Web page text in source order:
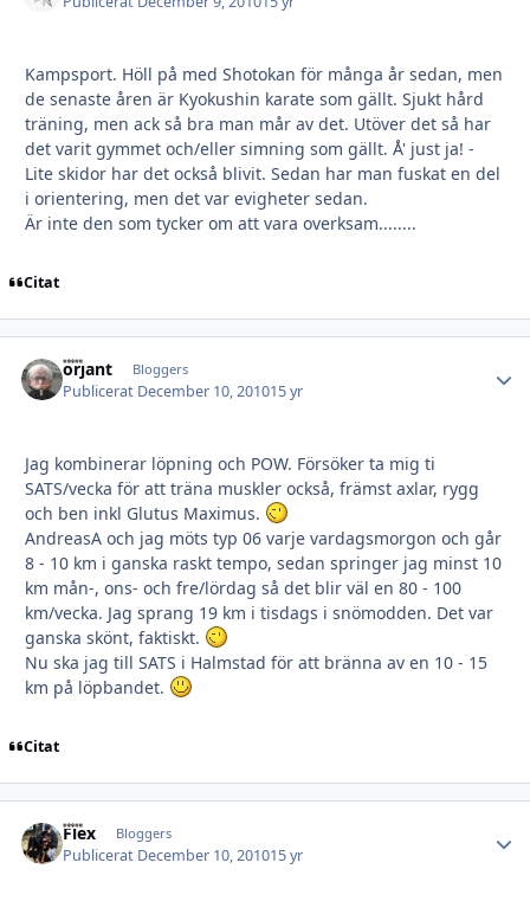
Kampsport. Höll på med Shotokan för många år sedan, men
de senaste åren är Kyokushin karate som gällt. Sjukt hård
träning, men ack så bra man mår av det. Utöver det så har
det varit gymmet och/eller simning som gällt. Å' just ja! -
Lite skidor har det också blivit. Sedan har man fuskat en del
i orientering, men det var evigheter sedan.
Är inte den som tycker om att vara overksam........
Citat
orjant Bloggers
Publicerat December 10, 201015 yr
Jag kombinerar löpning och POW. Försöker ta mig ti
SATS/vecka för att träna muskler också, främst axlar, rygg
och ben inkl Glutus Maximus.
AndreasA och jag möts typ 06 varje vardagsmorgon och går
8 - 10 km i ganska raskt tempo, sedan springer jag minst 10
km mån-, ons- och fre/lördag så det blir väl en 80 - 100
km/vecka. Jag sprang 19 km i tisdags i snömodden. Det var
ganska skönt, faktiskt.
Nu ska jag till SATS i Halmstad för att bränna av en 10 - 15
km på löpbandet.
Citat
Flex Bloggers
Publicerat December 10, 201015 yr